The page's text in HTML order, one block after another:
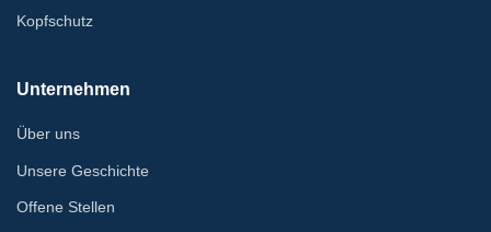
Kopfschutz
Unternehmen
Über uns
Unsere Geschichte
Offene Stellen